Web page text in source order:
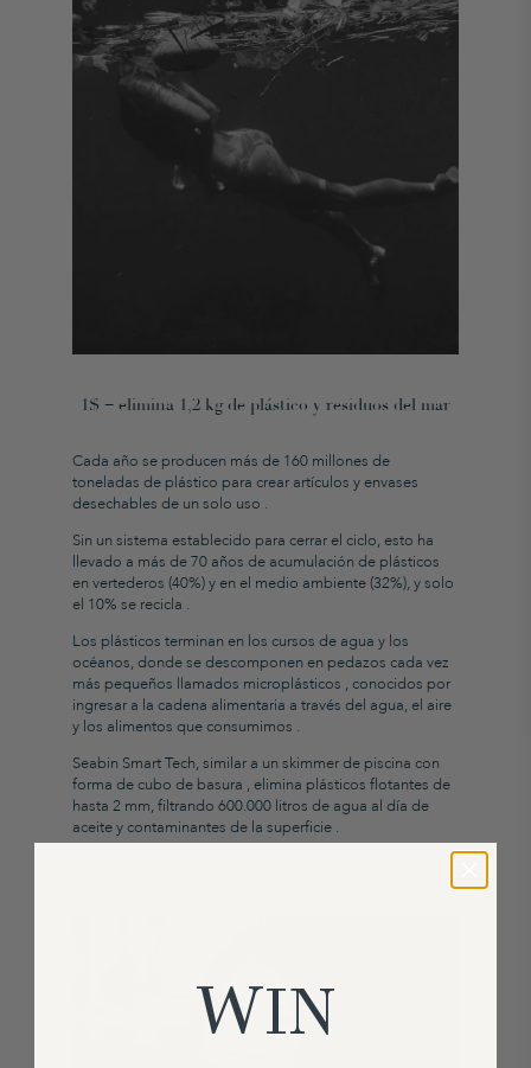
1$ = elimina 1,2 kg de plástico y residuos del mar
Cada año se producen más de 160 millones de
toneladas de plástico para crear artículos y envases
desechables de un solo uso .
Sin un sistema establecido para cerrar el ciclo, esto ha
llevado a más de 70 años de acumulación de plásticos
en vertederos (40%) y en el medio ambiente (32%), y solo
el 10% se recicla .
Los plásticos terminan en los cursos de agua y los
océanos, donde se descomponen en pedazos cada vez
más pequeños llamados microplásticos , conocidos por
ingresar a la cadena alimentaria a través del agua, el aire
y los alimentos que consumimos .
Seabin Smart Tech,similar a un skimmer de piscina con
forma de cubo de basura , elimina plásticos flotantes de
hasta 2 mm, filtrando 600.000 litros de agua al día de
aceite y contaminantes de la superficie .
WIN